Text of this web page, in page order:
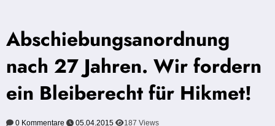
Abschiebungsanordnung
nach 27 Jahren. Wir fordern
ein Bleiberecht für Hikmet!
0 Kommentare 05.04.2015 187 Views